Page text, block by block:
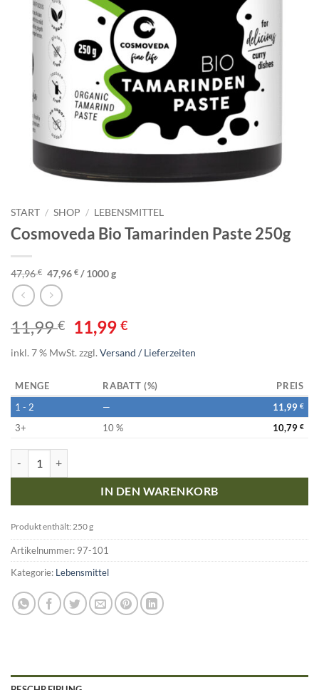
START / SHOP / LEBENSMITTEL
Cosmoveda Bio Tamarinden Paste 250g
47,96€ 47,96€ /1000g
11,99€ 11,99€
inkl. 7 % MwSt. zzgl. Versand / Lieferzeiten
MENGE RABATT (%)
PREIS
1 - 2
— 11,99 €
3+ 10 % 10,79 €
IN DEN WARENKORB
Produkt enthält: 250g
Artikelnummer: 97-101
Kategorie: Lebensmittel